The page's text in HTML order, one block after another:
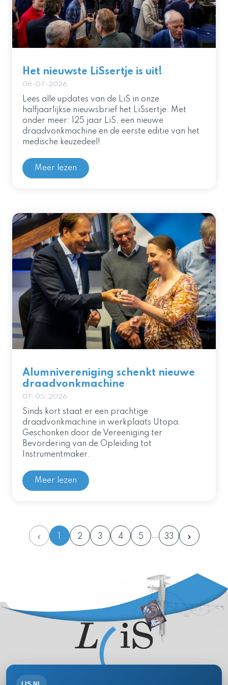
Het nieuwste LiSsertje is uit!
06-07-2026
Lees alle updates van de LiS in onze
halfjaarlijkse nieuwsbrief het LiSsertje. Met
onder meer: 125 jaar LiS, een nieuwe
draadvonkmachine en de eerste editie van het
medische keuzedeel!
Meer lezen
Alumnivereniging schenkt nieuwe
draadvonkmachine
07-05-2026
Sinds kort staat er een prachtige
draadvonkmachine in werkplaats Utopa.
Geschonken door de Vereeniging ter
Bevordering van de Opleiding tot
Instrumentmaker.
Meer lezen
2 3 4 5 33